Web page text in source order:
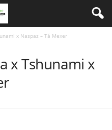
x Naspaz – Tá Mexer
x Tshunami x